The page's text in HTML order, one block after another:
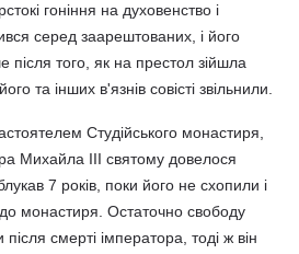
гоніння на духовенство і
серед заарештованих, і його
після того, як на престол зійшла
та інших в'язнів совісті звільнили.
Студійського монастиря,
Михайла III святому довелося
7 років, поки його не схопили і
монастиря. Остаточно свободу
смерті імператора, тоді ж він